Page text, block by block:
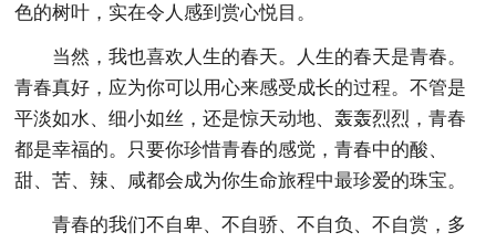
色的树叶，实在令人感到赏心悦目。
当然，我也喜欢人生的春天。人生的春天是青春。
青春真好，应为你可以用心来感受成长的过程。不管是
平淡如水、细小如丝，还是惊天动地、轰轰烈烈，青春
都是幸福的。只要你珍惜青春的感觉，青春中的酸、
甜、苦、辣、咸都会成为你生命旅程中最珍爱的珠宝。
青春的我们不自卑、不自骄、不自负、不自赏，多